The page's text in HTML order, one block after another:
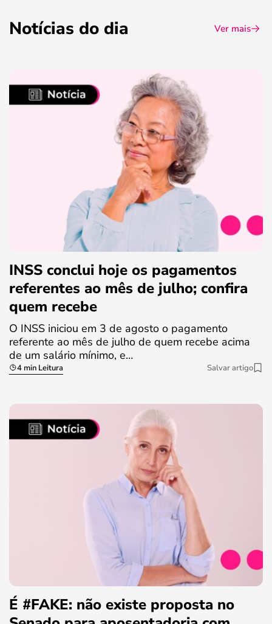
Notícias do dia Ver mais
INSS conclui hoje os pagamentos
referentes ao mês de julho; confira
quem recebe
O INSS iniciou em 3 de agosto o pagamento
referente ao mês de julho de quem recebe acima
de um salário mínimo, e…
4 min Leitura Salvar artigo
É #FAKE: não existe proposta no